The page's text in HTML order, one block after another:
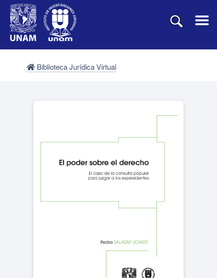
Biblioteca Jurídica Virtual